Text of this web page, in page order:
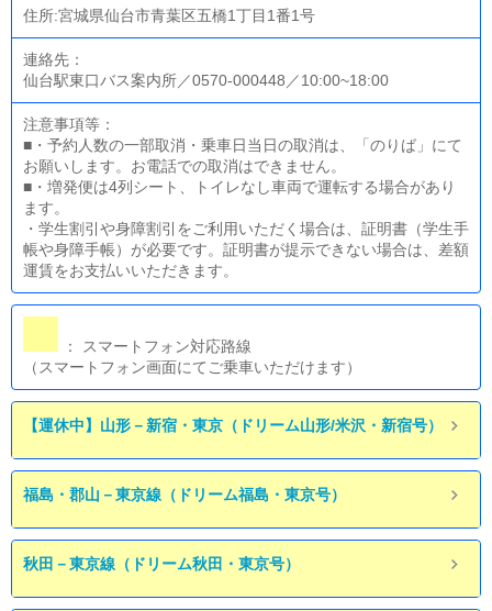
住所:宮城県仙台市青葉区五橋1丁目1番1号
連絡先：
仙台駅東口バス案内所／0570-000448／10:00~18:00
注意事項等：
■・予約人数の一部取消・乗車日当日の取消は、「のりば」にて
お願いします。お電話での取消はできません。
■・増発便は4列シート、トイレなし車両で運転する場合があり
ます。
・学生割引や身障割引をご利用いただく場合は、証明書（学生手
帳や身障手帳）が必要です。証明書が提示できない場合は、差額
運賃をお支払いいただきます。
： スマートフォン対応路線
（スマートフォン画面にてご乗車いただけます）
【運休中】山形－新宿・東京（ドリーム山形/米沢・新宿号）
福島・郡山－東京線（ドリーム福島・東京号）
秋田－東京線（ドリーム秋田・東京号）